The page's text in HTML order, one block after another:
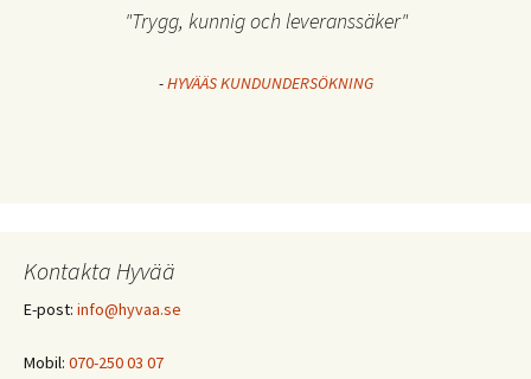
"Trygg, kunnig och leveranssäker"
-HYVÄÄS KUNDUNDERSÖKNING
Kontakta Hyvää
E-post: info@hyvaa.se
Mobil: 070-250 03 07